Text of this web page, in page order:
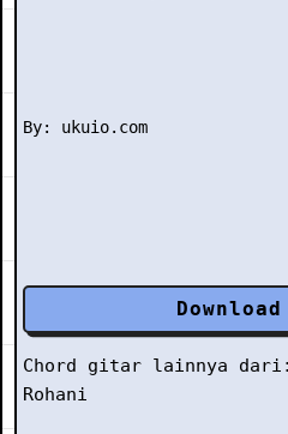
Chord gitar lainnya
Rohani